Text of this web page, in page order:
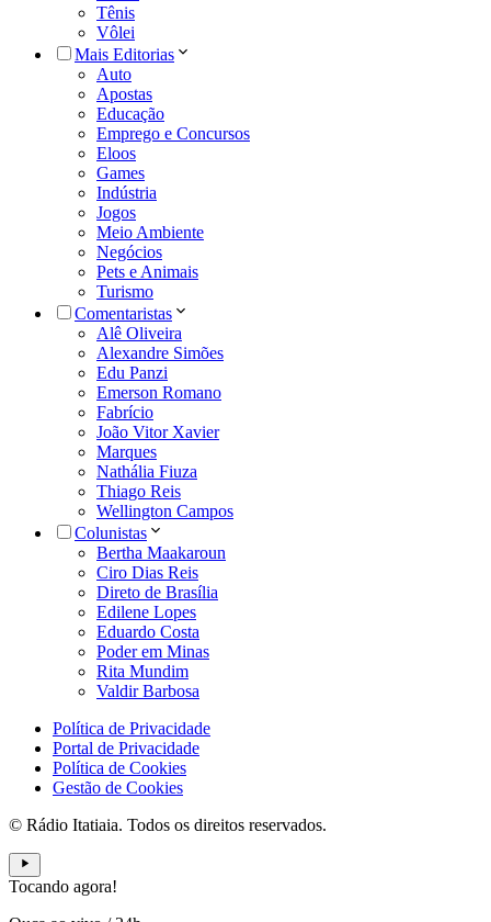
Tênis
Vôlei
Mais Editorias
Auto
Apostas
Educação
Emprego e Concursos
Eloos
Games
Indústria
Jogos
Meio Ambiente
Negócios
Pets e Animais
Turismo
Comentaristas
Alê Oliveira
Alexandre Simões
Edu Panzi
Emerson Romano
Fabrício
João Vitor Xavier
Marques
Nathália Fiuza
Thiago Reis
Wellington Campos
Colunistas
Bertha Maakaroun
Ciro Dias Reis
Direto de Brasília
Edilene Lopes
Eduardo Costa
Poder em Minas
Rita Mundim
Valdir Barbosa
Política de Privacidade
Portal de Privacidade
Política de Cookies
Gestão de Cookies
© Rádio Itatiaia. Todos os direitos reservados.
Tocando agora!